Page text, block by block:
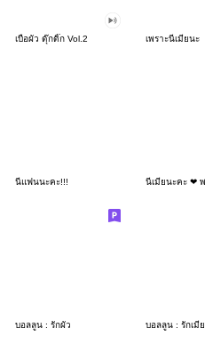
เบื่อผัว ดุ๊กดิ๊ก Vol.2 เพราะนี่เมียนะ
นี่แฟนนะคะ!!!
บอลลูน : รักผัว บอลลูน : รักเมีย